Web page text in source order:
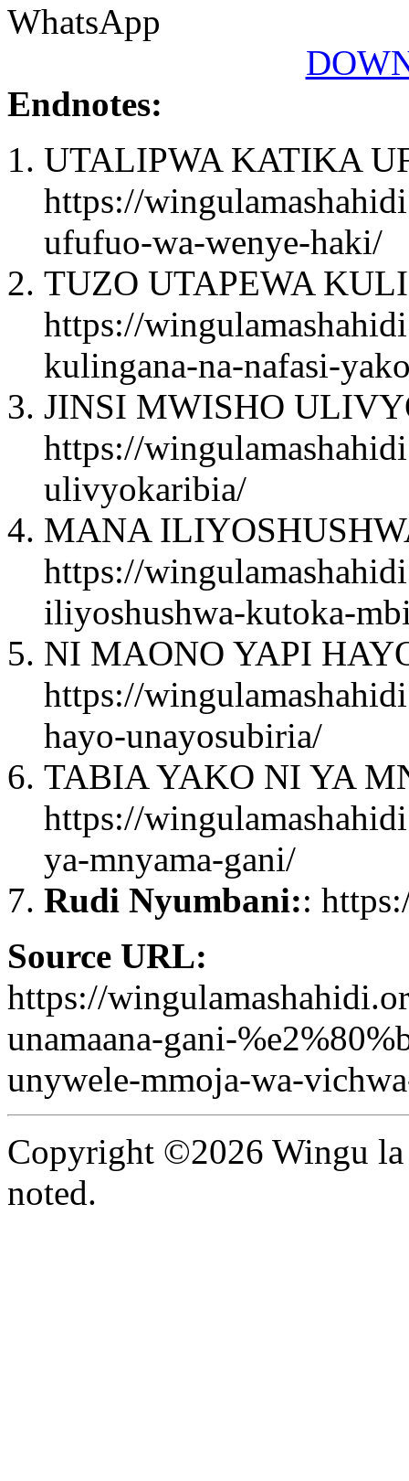
WhatsApp
Endnotes:
UTALIPWA KATIKA
https://
ufufuo-wa-wenye-haki/
TUZO UTAPEWA
https://
kulingana-na-nafasi-
JINSI MWISHO
https://
ulivyokaribia/
MANA
https://
iliyoshushwa-kutoka-
NI MAONO YAPI
https://
hayo-unayosubiria/
TABIA YAKO NI YA
https://
ya-mnyama-gani/
Rudi Nyumbani::
Source URL:
https://
unamaana-gani-
unywele-mmoja-wa-
Copyright ©2026 Wingu la
noted.